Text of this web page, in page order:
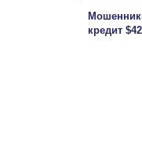
кредит